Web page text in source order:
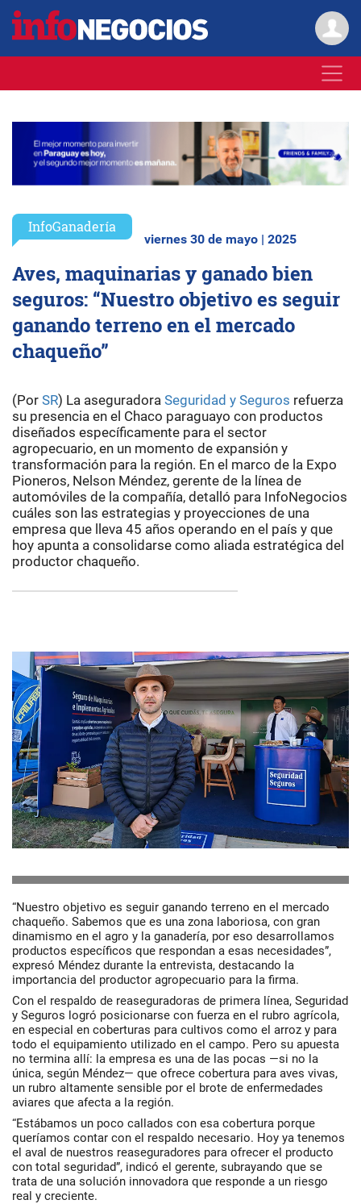
InfoGanadería
viernes 30 de mayo | 2025
Aves, maquinarias y ganado bien
seguros: “Nuestro objetivo es seguir
ganando terreno en el mercado
chaqueño”
(Por SR) La aseguradora Seguridad y Seguros refuerza
su presencia en el Chaco paraguayo con productos
diseñados específicamente para el sector
agropecuario, en un momento de expansión y
transformación para la región. En el marco de la Expo
Pioneros, Nelson Méndez, gerente de la línea de
automóviles de la compañía, detalló para InfoNegocios
cuáles son las estrategias y proyecciones de una
empresa que lleva 45 años operando en el país y que
hoy apunta a consolidarse como aliada estratégica del
productor chaqueño.
“Nuestro objetivo es seguir ganando terreno en el mercado
chaqueño. Sabemos que es una zona laboriosa, con gran
dinamismo en el agro y la ganadería, por eso desarrollamos
productos específicos que respondan a esas necesidades”,
expresó Méndez durante la entrevista, destacando la
importancia del productor agropecuario para la firma.
Con el respaldo de reaseguradoras de primera línea, Seguridad
y Seguros logró posicionarse con fuerza en el rubro agrícola,
en especial en coberturas para cultivos como el arroz y para
todo el equipamiento utilizado en el campo. Pero su apuesta
no termina allí: la empresa es una de las pocas —si no la
única, según Méndez— que ofrece cobertura para aves vivas,
un rubro altamente sensible por el brote de enfermedades
aviares que afecta a la región.
“Estábamos un poco callados con esa cobertura porque
queríamos contar con el respaldo necesario. Hoy ya tenemos
el aval de nuestros reaseguradores para ofrecer el producto
con total seguridad”, indicó el gerente, subrayando que se
trata de una solución innovadora que responde a un riesgo
real y creciente.